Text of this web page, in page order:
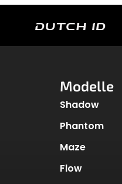
7.
Modelle
Shadow
Phantom
Maze
Flow